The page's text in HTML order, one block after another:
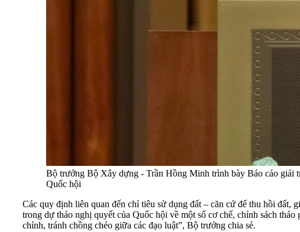
Bộ trưởng Bộ Xây dựng - Trần Hồng Minh trình bày Báo cáo giải
Quốc hội
Các quy định liên quan đến chỉ tiêu sử dụng đất – căn cứ để thu hồi đất,
trong dự thảo nghị quyết của Quốc hội về một số cơ chế, chính sách
chỉnh, tránh chồng chéo giữa các đạo luật”, Bộ trưởng chia sẻ.